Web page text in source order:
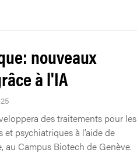
nouveaux
à l'IA
des traitements pour les
psychiatriques à l’aide de
au Campus Biotech de Genève.